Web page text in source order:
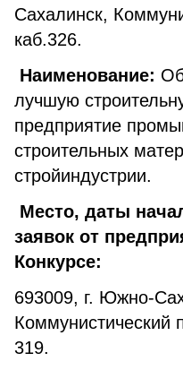
Сахалинск,
каб.326.
Наименование:
лучшую
предприятие
строительных
стройиндустрии.
Место, даты
заявок от
Конкурсе:
693009, г. Южно-
Коммунистический
319.